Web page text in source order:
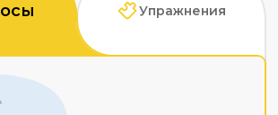
Упражнения